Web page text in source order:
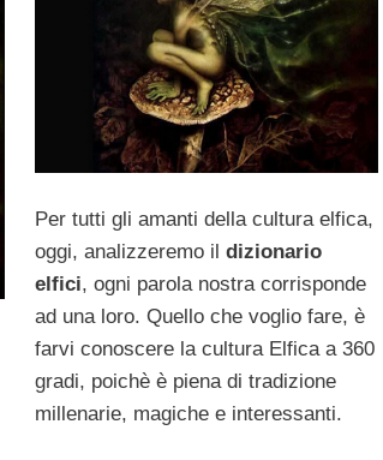
Per tutti gli amanti della cultura elfica,
oggi, analizzeremo il dizionario
elfici, ogni parola nostra corrisponde
ad una loro. Quello che voglio fare, è
farvi conoscere la cultura Elfica a 360
gradi, poichè è piena di tradizione
millenarie, magiche e interessanti.